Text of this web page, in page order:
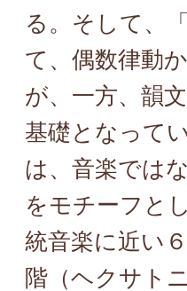
る。そして、
て、偶数律動
が、一方、韻
基礎となって
は、音楽では
をモチーフと
統音楽に近い
階（ヘクサト